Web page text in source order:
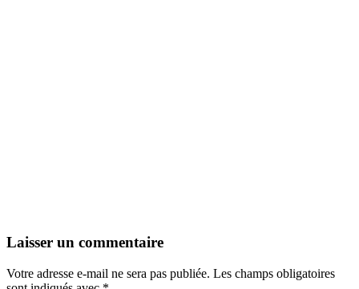
Laisser un commentaire
Votre adresse e-mail ne sera pas publiée. Les champs obligatoires